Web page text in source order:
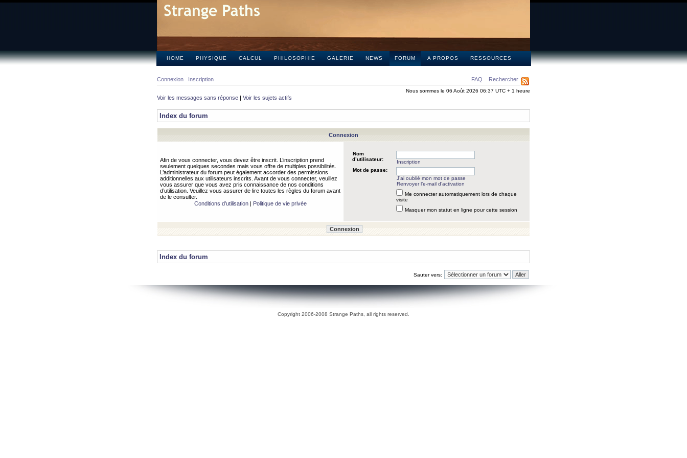
HOME PHYSIQUE CALCUL PHILOSOPHIE GALERIE NEWS FORUM A PROPOS RESSOURCES
FAQ Rechercher
Connexion Inscription
Nous sommes le 06 Août 2026 06:37 UTC + 1 heure
Voir les messages sans réponse | Voir les sujets actifs
Index du forum
Connexion
Afin de vous connecter, vous devez être inscrit. L’inscription prend
seulement quelques secondes mais vous offre de multiples possibilités.
L’administrateur du forum peut également accorder des permissions
additionnelles aux utilisateurs inscrits. Avant de vous connecter, veuillez
vous assurer que vous avez pris connaissance de nos conditions
d’utilisation. Veuillez vous assurer de lire toutes les règles du forum avant
de le consulter.
Conditions d’utilisation| Politique de vie privée
Nom
d’utilisateur:
Inscription
Mot de passe:
J’ai oublié mon mot de passe
Renvoyer l’e-mail d’activation
Me connecter automatiquement lors de chaque
visite
Masquer mon statut en ligne pour cette session
Index du forum
Sauter vers:
Copyright 2006-2008 Strange Paths, all rights reserved.